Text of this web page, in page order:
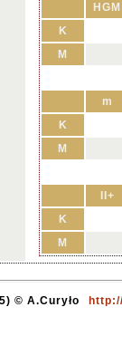
HGM
K
M
m
K
M
II+
K
M
© A.Curyło